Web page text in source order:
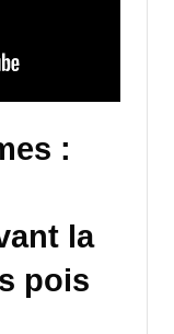
:
la
pois